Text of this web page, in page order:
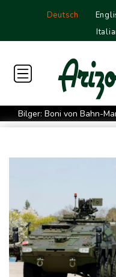
Deutsch
Bilger: Boni von Bahn-
Vorgaben des Bundes
zeitweise eingeschränkt
Doppelpack Freigang:
Explosion mutmaßlich
diplomatische
Selenskyj warnt vor